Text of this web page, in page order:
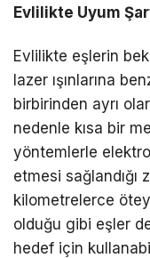
Evlilikte Uyum
Evlilikte eşlerin
lazer ışınlarına
birbirinden ayrı
nedenle kısa bir
yöntemlerle
etmesi sağlandığı
kilometrelerce
olduğu gibi eşler
hedef için